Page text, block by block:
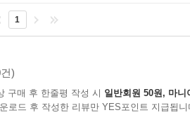
1
)
구매 후 한줄평 작성 시 일반회원 50원, 마니
로드 후 작성한 리뷰만 YES포인트 지급됩니